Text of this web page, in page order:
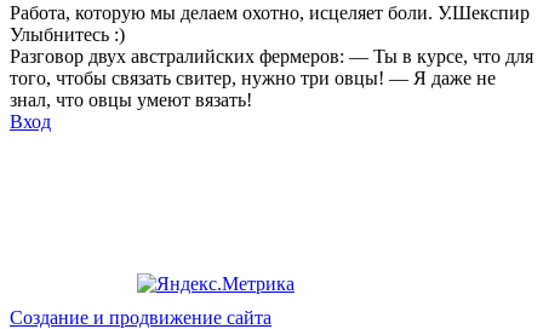
Работа, которую мы делаем охотно, исцеляет боли. У.Шекспир
Улыбнитесь :)
Разговор двух австралийских фермеров: — Ты в курсе, что для
того, чтобы связать свитер, нужно три овцы! — Я даже не
знал, что овцы умеют вязать!
Вход
Создание и продвижение сайта